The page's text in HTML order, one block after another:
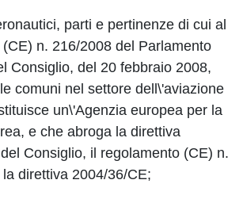
parti e pertinenze di cui al
n. 216/2008 del Parlamento
Consiglio, del 20 febbraio 2008,
comuni nel settore dell\'aviazione
un\'Agenzia europea per la
e che abroga la direttiva
Consiglio, il regolamento (CE) n.
direttiva 2004/36/CE;